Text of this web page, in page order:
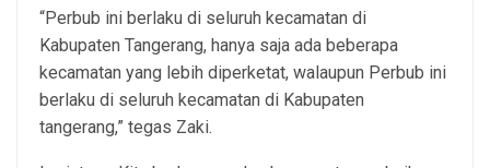
“Perbub ini berlaku di seluruh kecamatan di
Kabupaten Tangerang, hanya saja ada beberapa
kecamatan yang lebih diperketat, walaupun Perbub ini
berlaku di seluruh kecamatan di Kabupaten
tangerang,” tegas Zaki.